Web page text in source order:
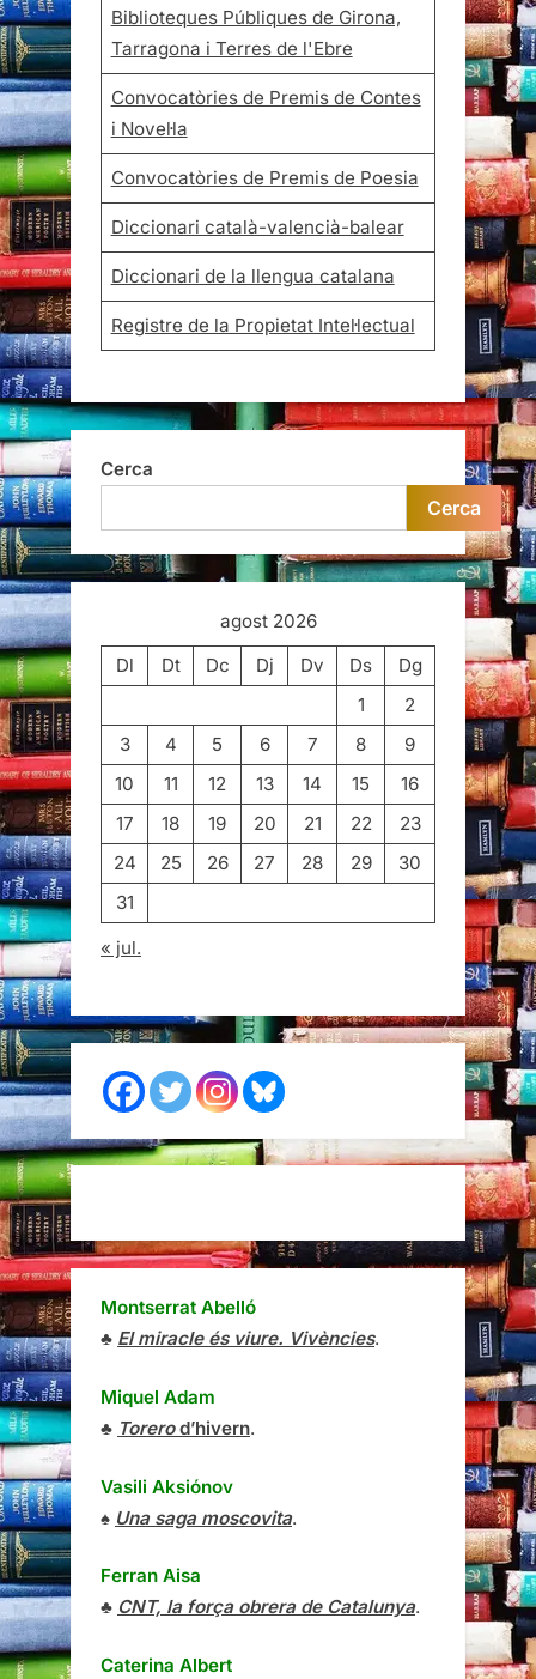
Biblioteques Públiques de Girona,
Tarragona i Terres de l'Ebre
Convocatòries de Premis de Contes
i Novel·la
Convocatòries de Premis de Poesia
Diccionari català-valencià-balear
Diccionari de la llengua catalana
Registre de la Propietat Intel·lectual
Cerca
Cerca
agost 2026
Dl
Dt Dc Dj Dv Ds
Dg
1
2
3
4 5 6 7 8
9
10
11 12 13 14 15
16
17
18 19 20 21 22
23
24
25 26 27 28 29
30
31
« jul.
Montserrat Abelló
♣ El miracle és viure. Vivències.
Miquel Adam
♣ Torerod’hivern.
Vasili Aksiónov
♠ Una saga moscovita.
Ferran Aisa
♣ CNT, la força obrera de Catalunya.
Caterina Albert